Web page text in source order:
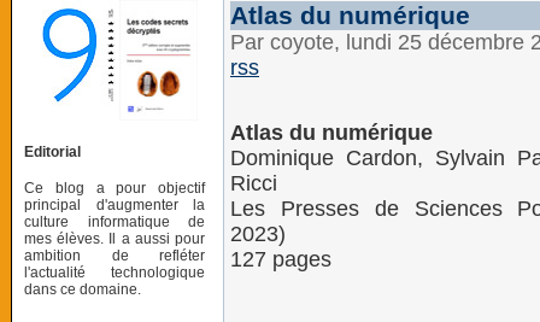
Editorial
Ce blog a pour objectif
principal d'augmenter la
culture informatique de
mes élèves. Il a aussi pour
ambition de refléter
l'actualité technologique
dans ce domaine.
Atlas du numérique
Par coyote, lundi 25 décembre
rss
Atlas du numérique
Dominique Cardon, Sylvain
Ricci
Les Presses de Sciences
2023)
127 pages